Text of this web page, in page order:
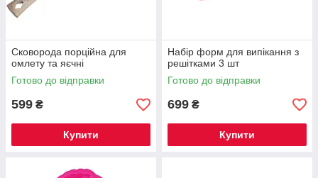
Сковорода порційна для
омлету та яєчні
Готово до відправки
599 ₴
Купити
Набір форм для випікання з
решітками 3 шт
Готово до відправки
699 ₴
Купити